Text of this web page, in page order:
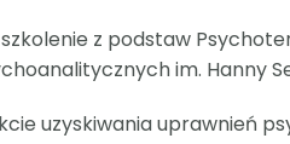
z podstaw
im. Hanny
uzyskiwania uprawnień